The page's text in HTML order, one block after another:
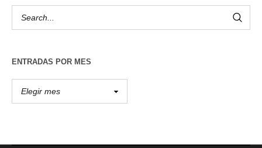
ENTRADAS POR MES